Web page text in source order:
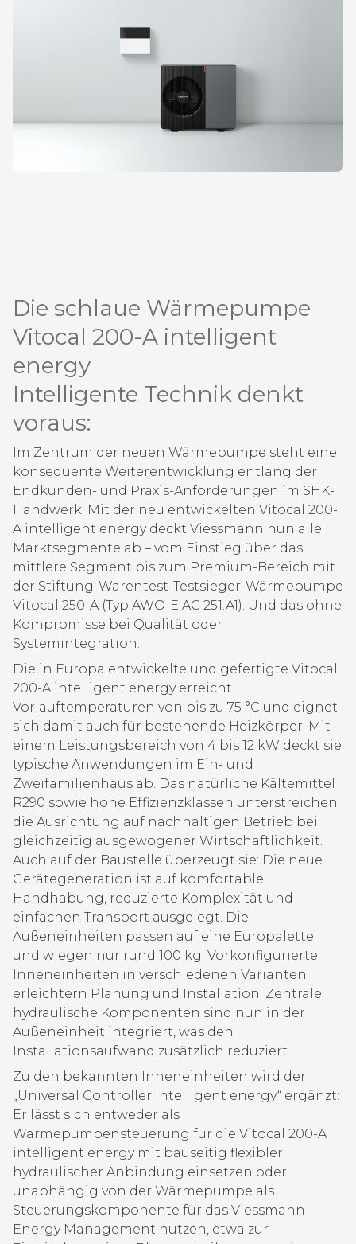
Die schlaue Wärmepumpe
Vitocal 200-A intelligent
energy
Intelligente Technik denkt
voraus:
Im Zentrum der neuen Wärmepumpe steht eine
konsequente Weiterentwicklung entlang der
Endkunden- und Praxis-Anforderungen im SHK-
Handwerk. Mit der neu entwickelten Vitocal 200-
A intelligent energy deckt Viessmann nun alle
Marktsegmente ab – vom Einstieg über das
mittlere Segment bis zum Premium-Bereich mit
der Stiftung-Warentest-Testsieger-Wärmepumpe
Vitocal 250-A (Typ AWO-E AC 251.A1). Und das ohne
Kompromisse bei Qualität oder
Systemintegration.
Die in Europa entwickelte und gefertigte Vitocal
200-A intelligent energy erreicht
Vorlauftemperaturen von bis zu 75 °C und eignet
sich damit auch für bestehende Heizkörper. Mit
einem Leistungsbereich von 4 bis 12 kW deckt sie
typische Anwendungen im Ein- und
Zweifamilienhaus ab. Das natürliche Kältemittel
R290 sowie hohe Effizienzklassen unterstreichen
die Ausrichtung auf nachhaltigen Betrieb bei
gleichzeitig ausgewogener Wirtschaftlichkeit.
Auch auf der Baustelle überzeugt sie: Die neue
Gerätegeneration ist auf komfortable
Handhabung, reduzierte Komplexität und
einfachen Transport ausgelegt. Die
Außeneinheiten passen auf eine Europalette
und wiegen nur rund 100 kg. Vorkonfigurierte
Inneneinheiten in verschiedenen Varianten
erleichtern Planung und Installation. Zentrale
hydraulische Komponenten sind nun in der
Außeneinheit integriert, was den
Installationsaufwand zusätzlich reduziert.
Zu den bekannten Inneneinheiten wird der
„Universal Controller intelligent energy“ ergänzt:
Er lässt sich entweder als
Wärmepumpensteuerung für die Vitocal 200-A
intelligent energy mit bauseitig flexibler
hydraulischer Anbindung einsetzen oder
unabhängig von der Wärmepumpe als
Steuerungskomponente für das Viessmann
Energy Management nutzen, etwa zur